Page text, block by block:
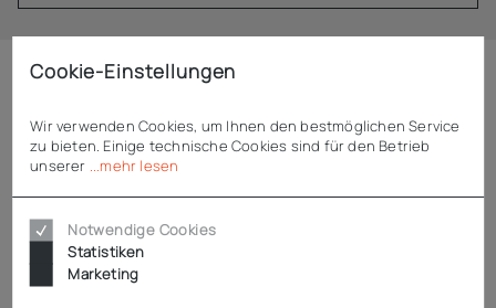
Liebherr Trenngitter 210 mm 711178402
passend für Liebherr Drahtkorb A 210 mm (EFE)
weiß, kunststoffbeschichtet
Cookie-Einstellungen
Wir verwenden Cookies, um Ihnen den bestmöglichen Service
zu bieten. Einige technische Cookies sind für den Betrieb
unserer ...mehr lesen
Notwendige Cookies
Statistiken
Marketing